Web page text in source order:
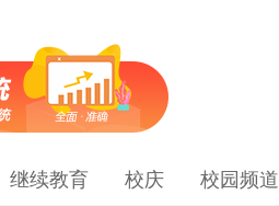
继续教育 校庆 校园频道